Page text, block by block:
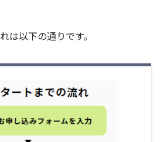
は以下の通りです。